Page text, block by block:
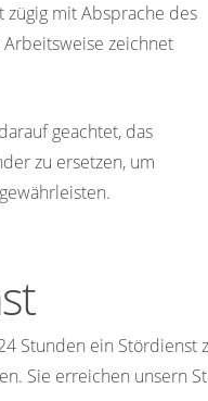
mit Absprache des
zeichnet
geachtet, das
zu ersetzen, um
Stunden ein
Sie erreichen unsern